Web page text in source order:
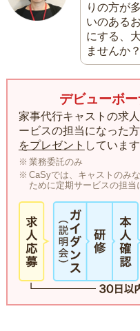
りの方が
いのある
にする、
ませんか？
デビューボ
家事代行キャストの求
ービスの担当になった
をプレゼント しています
業務委託のみ
CaSyでは、キャストのみ
ために定期サービスの担当